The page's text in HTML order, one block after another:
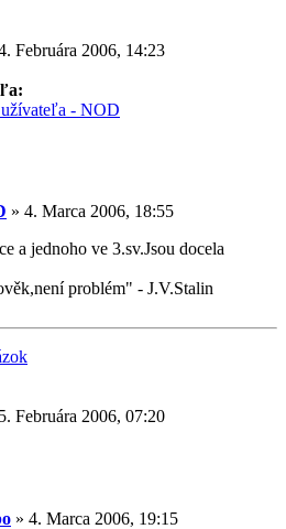
Februára 2006, 14:23
- NOD
» 4. Marca 2006, 18:55
a jednoho ve 3.sv.Jsou docela
problém" - J.V.Stalin
Februára 2006, 07:20
» 4. Marca 2006, 19:15